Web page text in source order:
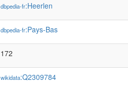
dbpedia-fr:Heerlen
dbpedia-fr:Pays-Bas
172
wikidata:Q2309784